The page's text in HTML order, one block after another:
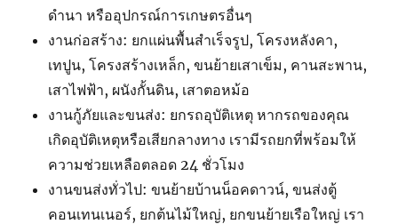
ดำนา หรืออุปกรณ์การเกษตรอื่นๆ
งานก่อสร้าง: ยกแผ่นพื้นสำเร็จรูป, โครงหลังคา,
เทปูน, โครงสร้างเหล็ก, ขนย้ายเสาเข็ม, คานสะพาน,
เสาไฟฟ้า, ผนังกั้นดิน, เสาตอหม้อ
งานกู้ภัยและขนส่ง: ยกรถอุบัติเหตุ หากรถของคุณ
เกิดอุบัติเหตุหรือเสียกลางทาง เรามีรถยกที่พร้อมให้
ความช่วยเหลือตลอด 24 ชั่วโมง
งานขนส่งทั่วไป: ขนย้ายบ้านน็อคดาวน์, ขนส่งตู้
คอนเทนเนอร์, ยกต้นไม้ใหญ่, ยกขนย้ายเรือใหญ่ เรา